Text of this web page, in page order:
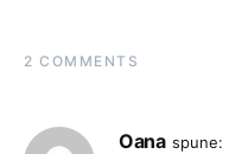
2 COMMENTS
Oana spune: